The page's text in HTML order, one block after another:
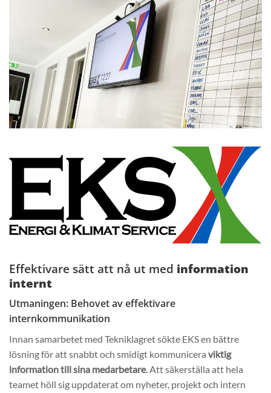
Effektivare sätt att nå ut med information
internt
Utmaningen: Behovet av effektivare
internkommunikation
Innan samarbetet med Tekniklagret sökte EKS en bättre
lösning för att snabbt och smidigt kommunicera viktig
information till sina medarbetare. Att säkerställa att hela
teamet höll sig uppdaterat om nyheter, projekt och intern